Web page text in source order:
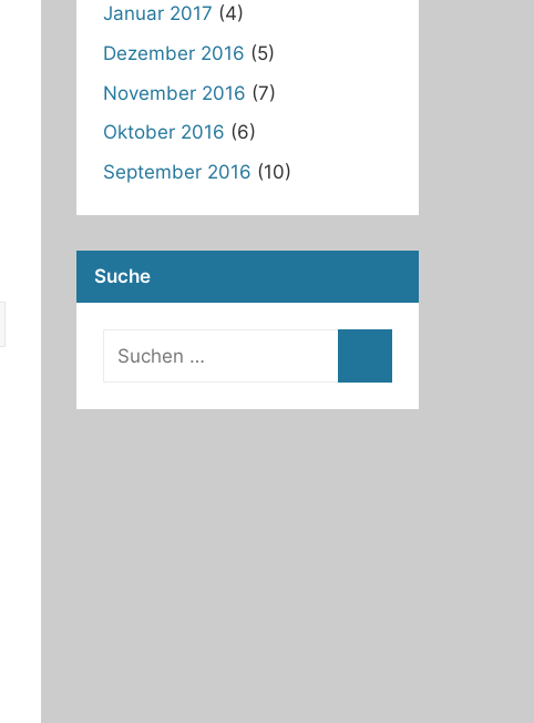
Januar 2017 (4)
Dezember 2016 (5)
November 2016 (7)
Oktober 2016 (6)
September 2016 (10)
Suche